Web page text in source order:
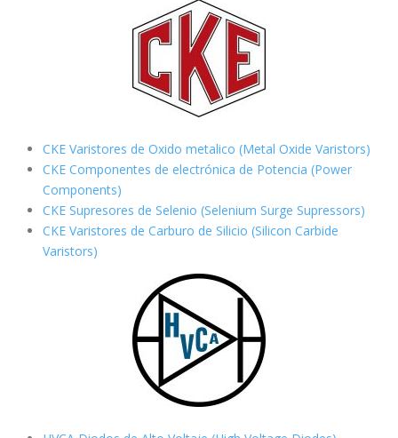
CKE Varistores de Oxido metalico (Metal Oxide Varistors)
CKE Componentes de electrónica de Potencia (Power
Components)
CKE Supresores de Selenio (Selenium Surge Supressors)
CKE Varistores de Carburo de Silicio (Silicon Carbide
Varistors)